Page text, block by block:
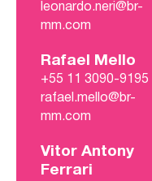
leonardo.neri@br-
mm.com
Rafael Mello
+55 11 3090-9195
rafael.mello@br-
mm.com
Vitor Antony
Ferrari